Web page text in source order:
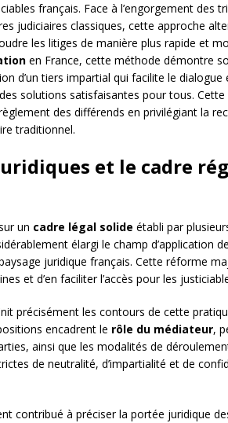
français. Face à l’engorgement des
judiciaires classiques, cette approche
les litiges de manière plus rapide et
en France, cette méthode démontre
d’un tiers impartial qui facilite le
solutions satisfaisantes pour tous.
des différends en privilégiant la
traditionnel.
et le cadre
un cadre légal solide établi par
élargi le champ d’application
juridique français. Cette réforme
et d’en faciliter l’accès pour les
précisément les contours de cette
encadrent le rôle du médiateur,
ainsi que les modalités de
de neutralité, d’impartialité et de
contribué à préciser la portée juridique